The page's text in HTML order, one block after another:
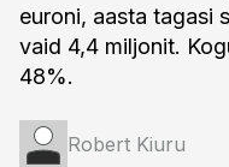
euroni, aasta tagasi
vaid 4,4 miljonit.
48%.
Robert Kiuru